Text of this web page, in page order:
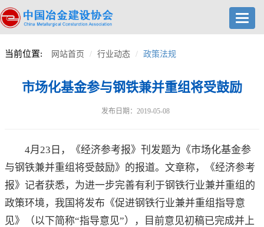
当前位置: 网站首页 行业动态 政策法规
市场化基金参与钢铁兼并重组将受鼓励
发布日期：2019-05-08
4月23日，《经济参考报》刊发题为《市场化基金参
与钢铁兼并重组将受鼓励》的报道。文章称，《经济参考
报》记者获悉，为进一步完善有利于钢铁行业兼并重组的
政策环境，我国将发布《促进钢铁行业兼并重组指导意
见》（以下简称“指导意见”），目前意见初稿已完成并上